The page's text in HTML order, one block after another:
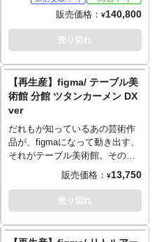
国の様々なアートを立体化した
シリーズ「テーブル美術館 分
館」の初期ラインナップ、「兵
馬俑」が再生産となります。
る、人や馬をかたどった明器の
一種、「兵馬俑」。 とくに秦の
始皇帝陵から発掘された「兵馬
俑」は、規模、造形ともに圧倒
的な存在感を放ち、今なお多く
の人々を魅了し続けています。
その古代中国の戦乱を駆け抜け
ア化。スムーズ且つキチッと決
まるfigmaオリジナル関節パーツ
で、さまざまなポージングが可
ことで、プロポーションを崩さ
販売価格： ¥140,800
売り切れ
【再生産】figma/ テーブル美
術館 分館 ツタンカーメン DX
ver
だれもが知っているあの芸術作
品が、figmaになって動き出す、
それがテーブル美術館。そのス
ピンオフともいうべき、世界各
国の様々なアートを立体化した
シリーズ「テーブル美術館 分
館」、「ツタンカーメン」がラ
大の発見と言われた古代エジプ
販売価格： ¥13,750
売り切れ